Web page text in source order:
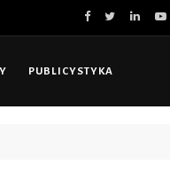
PUBLICYSTYKA